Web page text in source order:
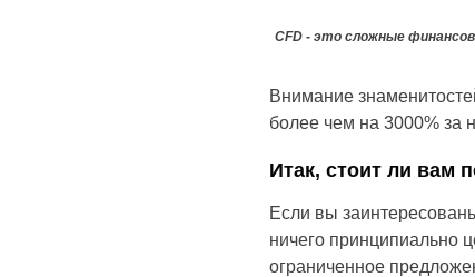
CFD - это сложные
Внимание
более чем на 3000% за
Итак, стоит ли вам
Если вы
ничего принципиально
ограниченное